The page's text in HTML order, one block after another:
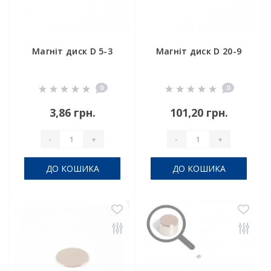
Магніт диск D 5-3
0
3,86 грн.
- +
ДО КОШИКА
Магніт диск D 20-9
0
101,20 грн.
- +
ДО КОШИКА